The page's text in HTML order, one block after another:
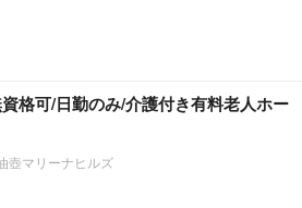
格可/日勤のみ/介護付き有料老人ホー
壺マリーナヒルズ